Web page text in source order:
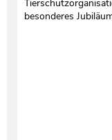
besonderes